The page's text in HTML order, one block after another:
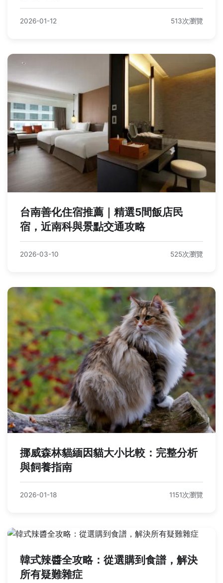
2026-01-12 513次瀏覽
台南善化住宿推薦｜精選5間飯店民
宿，近南科與景點交通攻略
2026-03-10 525次瀏覽
挪威森林貓緬因貓大小比較：完整分析
與飼養指南
2026-01-18 1151次瀏覽
韓式辣醬全攻略：從選購到食譜，解決
所有疑難雜症